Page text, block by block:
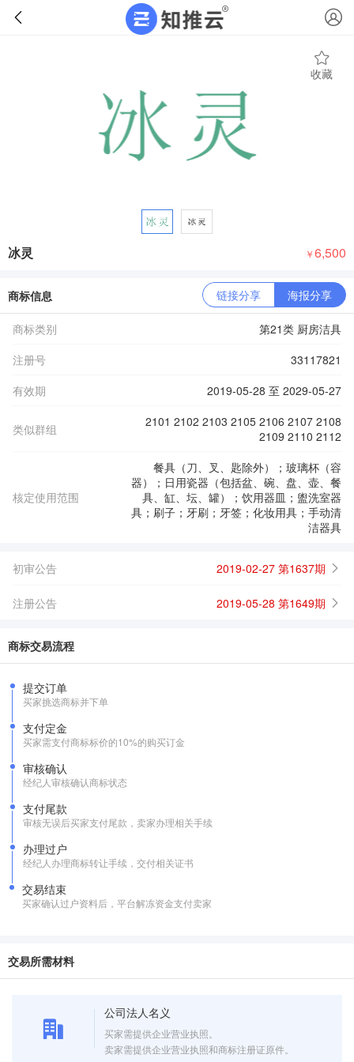
收藏
冰灵 ￥6,500
商标信息 链接分享 海报分享
商标类别
第21类 厨房洁具
注册号
33117821
有效期
2019-05-28 至 2029-05-27
类似群组
2101 2102 2103 2105 2106 2107 2108
2109 2110 2112
核定使用范围
餐具（刀、叉、匙除外）；玻璃杯（容
器）；日用瓷器（包括盆、碗、盘、壶、餐
具、缸、坛、罐）；饮用器皿；盥洗室器
具；刷子；牙刷；牙签；化妆用具；手动清
洁器具
初审公告 2019-02-27 第1637期
注册公告 2019-05-28 第1649期
商标交易流程
提交订单
买家挑选商标并下单
支付定金
买家需支付商标标价的10%的购买订金
审核确认
经纪人审核确认商标状态
支付尾款
审核无误后买家支付尾款，卖家办理相关手续
办理过户
经纪人办理商标转让手续，交付相关证书
交易结束
买家确认过户资料后，平台解冻资金支付卖家
交易所需材料
公司法人名义
买家需提供企业营业执照。
卖家需提供企业营业执照和商标注册证原件。